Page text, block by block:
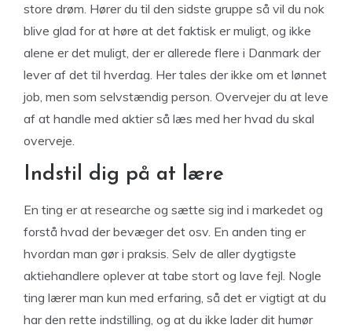
store drøm. Hører du til den sidste gruppe så vil du nok
blive glad for at høre at det faktisk er muligt, og ikke
alene er det muligt, der er allerede flere i Danmark der
lever af det til hverdag. Her tales der ikke om et lønnet
job, men som selvstændig person. Overvejer du at leve
af at handle med aktier så læs med her hvad du skal
overveje.
Indstil dig på at lære
En ting er at researche og sætte sig ind i markedet og
forstå hvad der bevæger det osv. En anden ting er
hvordan man gør i praksis. Selv de aller dygtigste
aktiehandlere oplever at tabe stort og lave fejl. Nogle
ting lærer man kun med erfaring, så det er vigtigt at du
har den rette indstilling, og at du ikke lader dit humør